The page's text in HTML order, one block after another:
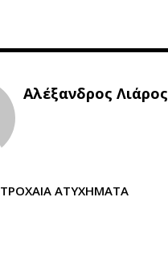
Αλέξανδρος Λιάρος
ΤΡΟΧΑΙΑ ΑΤΥΧΗΜΑΤΑ